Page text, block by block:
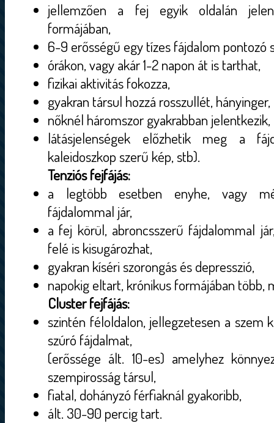
jellemzően a fej egyik oldalán
formájában,
6-9 erősségű egy tízes fájdalom pontozó
órákon, vagy akár 1-2 napon át is tarthat,
fizikai aktivitás fokozza,
gyakran társul hozzá rosszullét,
nőknél háromszor gyakrabban jelentkezik,
látásjelenségek előzhetik meg a
kaleidoszkop szerű kép, stb).
Tenziós fejfájás:
a legtöbb esetben enyhe, vagy
fájdalommal jár,
a fej körül, abroncsszerű fájdalommal
felé is kisugározhat,
gyakran kíséri szorongás és depresszió,
napokig eltart, krónikus formájában több,
Cluster fejfájás:
szintén féloldalon, jellegzetesen a szem
szúró fájdalmat,
(erőssége ált. 10-es) amelyhez
szempirosság társul,
fiatal, dohányzó férfiaknál gyakoribb,
ált. 30-90 percig tart.